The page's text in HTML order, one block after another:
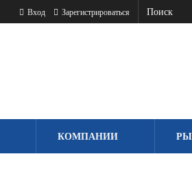
Вход Зарегистрироваться
КОМПАНИИ